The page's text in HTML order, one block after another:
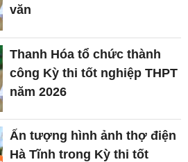
văn
Thanh Hóa tổ chức thành
công Kỳ thi tốt nghiệp THPT
năm 2026
Ấn tượng hình ảnh thợ điện
Hà Tĩnh trong Kỳ thi tốt